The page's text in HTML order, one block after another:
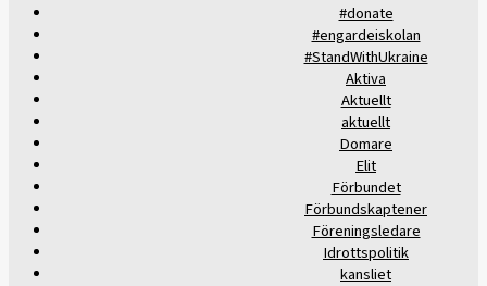
#donate
#engardeiskolan
#StandWithUkraine
Aktiva
Aktuellt
aktuellt
Domare
Elit
Förbundet
Förbundskaptener
Föreningsledare
Idrottspolitik
kansliet